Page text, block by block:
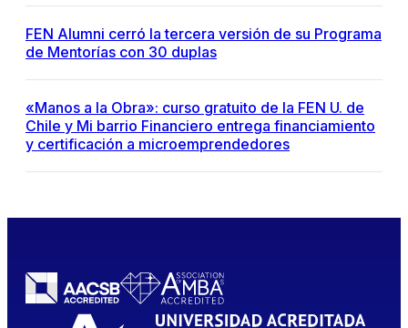
FEN Alumni cerró la tercera versión de su Programa
de Mentorías con 30 duplas
«Manos a la Obra»: curso gratuito de la FEN U. de
Chile y Mi barrio Financiero entrega financiamiento
y certificación a microemprendedores